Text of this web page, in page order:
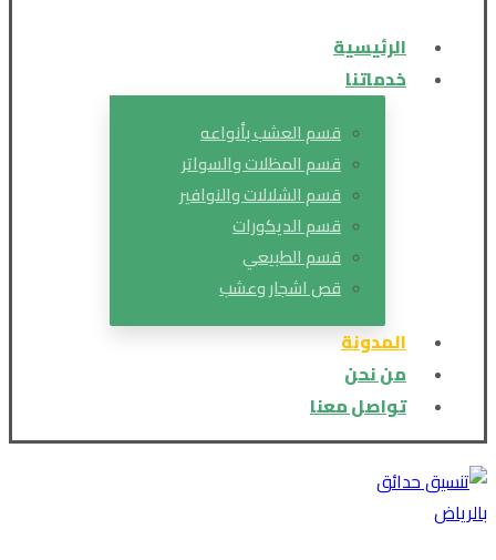
الرئيسية
خدماتنا
قسم العشب بأنواعه
قسم المظلات والسواتر
قسم الشلالات والنوافير
قسم الديكورات
قسم الطبيعي
قص اشجار وعشب
المدونة
من نحن
تواصل معنا